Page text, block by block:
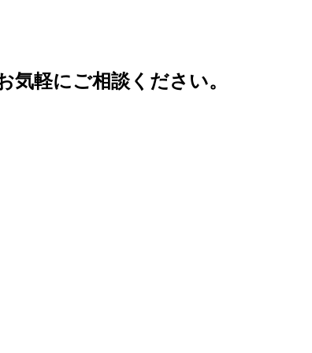
軽にご相談ください。